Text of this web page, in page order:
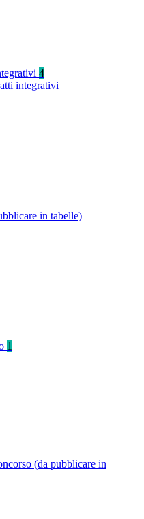
4
integrativi
in tabelle)
1
(da pubblicare in